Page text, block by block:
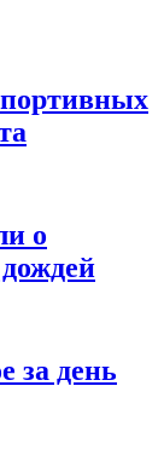
о
за день